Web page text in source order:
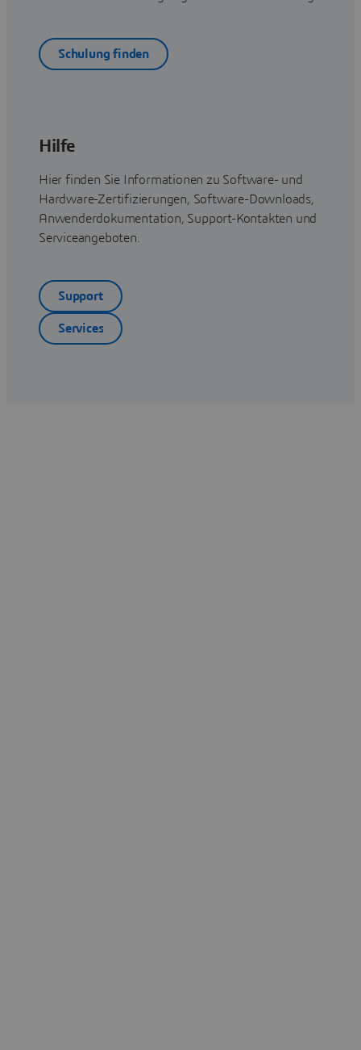
Schulung finden
Hilfe
Hier finden Sie Informationen zu Software- und
Hardware-Zertifizierungen, Software-Downloads,
Anwenderdokumentation, Support-Kontakten und
Serviceangeboten.
Support
Services